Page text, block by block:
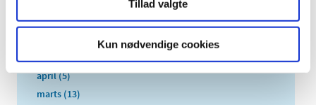
Tillad valgte
Kun nødvendige cookies
juli (11)
maj (11)
april (5)
marts (13)